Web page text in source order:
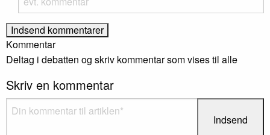
Kommentar
Deltag i debatten og skriv kommentar som vises til alle
Skriv en kommentar